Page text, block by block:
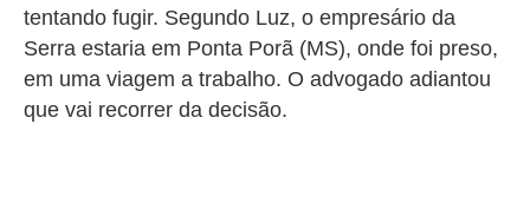
tentando fugir. Segundo Luz, o empresário da
Serra estaria em Ponta Porã (MS), onde foi preso,
em uma viagem a trabalho. O advogado adiantou
que vai recorrer da decisão.